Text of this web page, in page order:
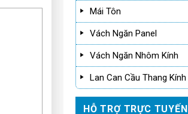
Mái Tôn
Vách Ngăn Panel
Vách Ngăn Nhôm Kính
Lan Can Cầu Thang Kính
HỖ TRỢ TRỰC TUYẾN